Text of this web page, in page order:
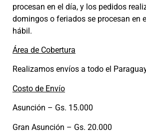
procesan en el día, y los pedidos
domingos o feriados se procesan en
hábil.
Área de Cobertura
Realizamos envíos a todo el
Costo de Envío
Asunción – Gs. 15.000
Gran Asunción – Gs. 20.000